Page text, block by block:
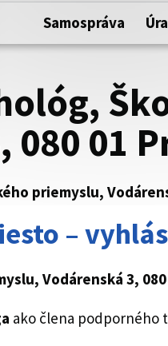
Samospráva
080 01
priemyslu,
–
Vodárenská 3,
ako člena podporného